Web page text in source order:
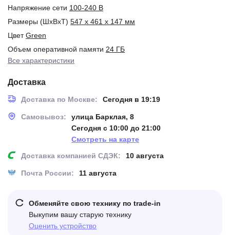
Напряжение сети 100-240 В
Размеры (ШxВxТ) 547 x 461 x 147 мм
ЦветGreen
Объем оперативной памяти 24 ГБ
Все характеристики
Доставка
Доставка по Москве: Сегодня в 19:19
Самовывоз:
улица Барклая, 8
Сегодня с 10:00 до 21:00
Смотреть на карте
Доставка компанией СДЭК:
10 августа
Почта России: 11 августа
Обменяйте свою технику по trade-in
Выкупим вашу старую технику
Оценить устройство